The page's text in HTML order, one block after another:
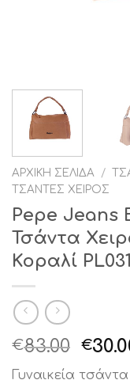
ΑΡΧΙΚΉ ΣΕΛΊΔΑ /
ΤΣΆΝΤΕΣ ΧΕΙΡΌΣ
Pepe Jeans
Τσάντα
Κοραλί
€83.00
price
€
Γυναικεία